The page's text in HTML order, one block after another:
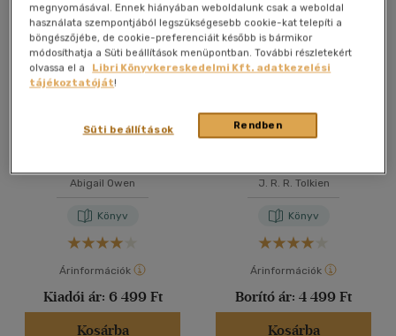
Abigail Owen
Könyv
Árinformációk
Kiadói ár: 6 499 Ft
Kosárba
J. R. R. Tolkien
Könyv
Árinformációk
Borító ár: 4 499 Ft
Kosárba
megnyomásával. Ennek hiányában weboldalunk csak a weboldal
használata szempontjából legszükségesebb cookie-kat telepíti a
böngészőjébe, de cookie-preferenciáit később is bármikor
módosíthatja a Süti beállítások menüpontban. További részletekért
olvassa el a
Libri Könyvkereskedelmi Kft. adatkezelési
tájékoztatóját!
Rendben
Süti beállítások